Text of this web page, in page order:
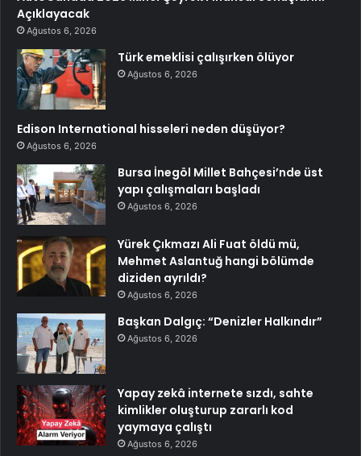
Açıklayacak
Ağustos 6, 2026
Türk emeklisi çalışırken ölüyor
Ağustos 6, 2026
Edison International hisseleri neden düşüyor?
Ağustos 6, 2026
Bursa İnegöl Millet Bahçesi’nde üst
yapı çalışmaları başladı
Ağustos 6, 2026
Yürek Çıkmazı Ali Fuat öldü mü,
Mehmet Aslantuğ hangi bölümde
diziden ayrıldı?
Ağustos 6, 2026
Başkan Dalgıç: “Denizler Halkındır”
Ağustos 6, 2026
Yapay zekâ internete sızdı, sahte
kimlikler oluşturup zararlı kod
yaymaya çalıştı
Ağustos 6, 2026